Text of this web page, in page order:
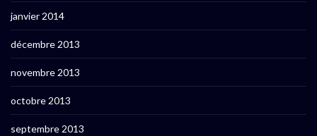
janvier 2014
décembre 2013
novembre 2013
octobre 2013
septembre 2013